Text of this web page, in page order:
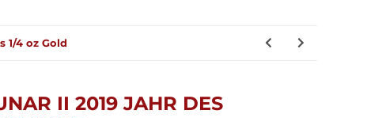
1/4 oz Gold
II 2019 JAHR DES